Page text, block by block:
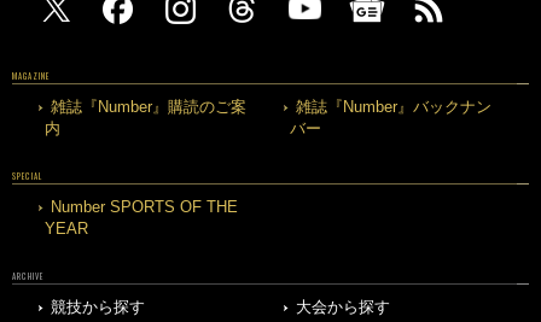
MAGAZINE
雑誌『Number』購読のご案
内
雑誌『Number』バックナン
バー
SPECIAL
Number SPORTS OF THE
YEAR
ARCHIVE
競技から探す
大会から探す